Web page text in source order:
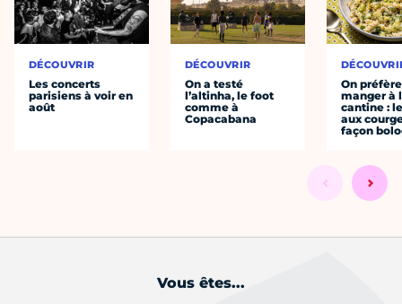
DÉCOUVRIR
Les concerts
parisiens à voir en
août
DÉCOUVRIR
On a testé
l’altinha, le foot
comme à
Copacabana
On préfère
manger à
cantine :
aux
façon
Vous êtes...